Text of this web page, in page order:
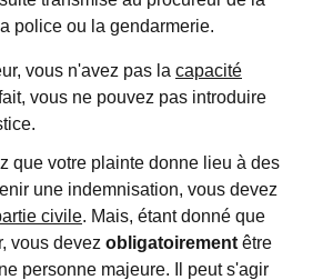
police ou la gendarmerie.
vous n'avez pas la capacité
vous ne pouvez pas introduire
que votre plainte donne lieu à des
une indemnisation, vous devez
civile. Mais, étant donné que
vous devez obligatoirement être
personne majeure. Il peut s'agir